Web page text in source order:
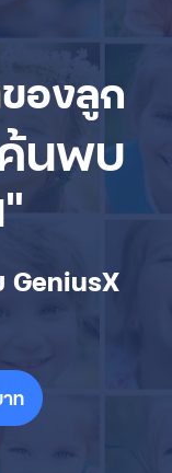
องลูก
นพบ
GeniusX
ท